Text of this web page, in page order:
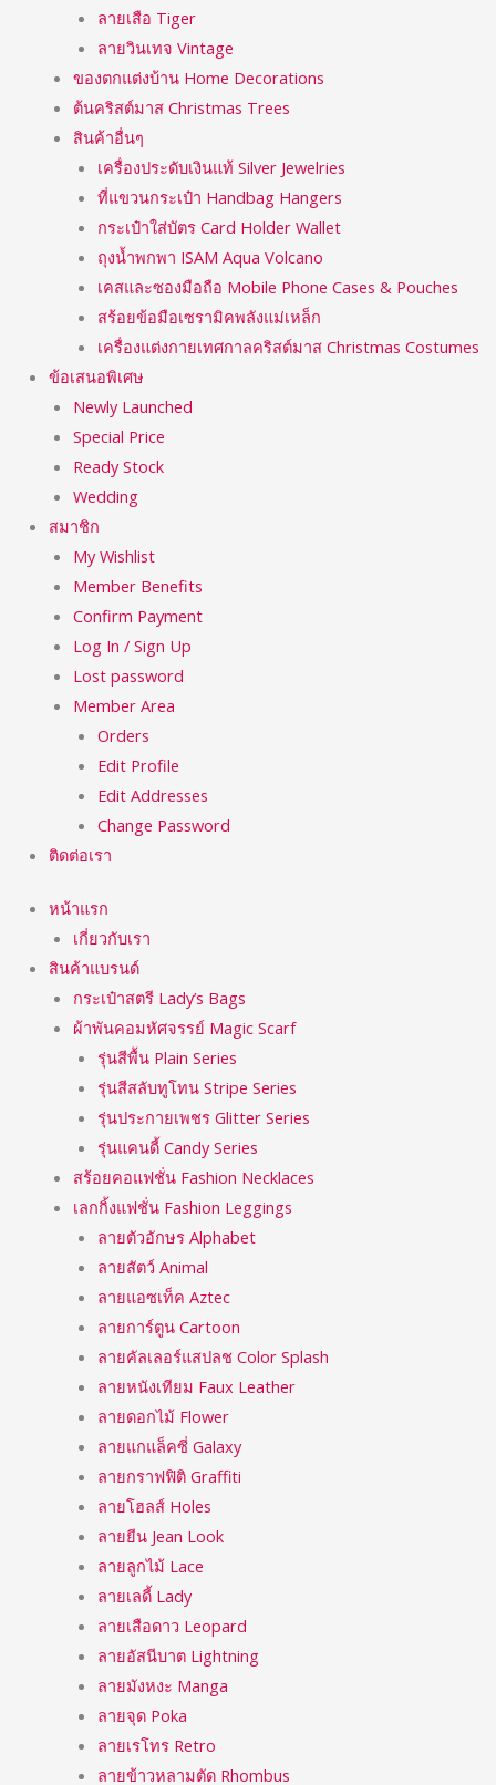
ลายเสือ Tiger
ลายวินเทจ Vintage
ของตกแต่งบ้าน Home Decorations
ต้นคริสต์มาส Christmas Trees
สินค้าอื่นๆ
เครื่องประดับเงินแท้ Silver Jewelries
ที่แขวนกระเป๋า Handbag Hangers
กระเป๋าใส่บัตร Card Holder Wallet
ถุงน้ำพกพา ISAM Aqua Volcano
เคสและซองมือถือ Mobile Phone Cases & Pouches
สร้อยข้อมือเซรามิคพลังแม่เหล็ก
เครื่องแต่งกายเทศกาลคริสต์มาส Christmas Costumes
ข้อเสนอพิเศษ
Newly Launched
Special Price
Ready Stock
Wedding
สมาชิก
My Wishlist
Member Benefits
Confirm Payment
Log In / Sign Up
Lost password
Member Area
Orders
Edit Profile
Edit Addresses
Change Password
ติดต่อเรา
หน้าแรก
เกี่ยวกับเรา
สินค้าแบรนด์
กระเป๋าสตรี Lady’s Bags
ผ้าพันคอมหัศจรรย์ Magic Scarf
รุ่นสีพื้น Plain Series
รุ่นสีสลับทูโทน Stripe Series
รุ่นประกายเพชร Glitter Series
รุ่นแคนดี้ Candy Series
สร้อยคอแฟชั่น Fashion Necklaces
เลกกิ้งแฟชั่น Fashion Leggings
ลายตัวอักษร Alphabet
ลายสัตว์ Animal
ลายแอซเท็ค Aztec
ลายการ์ตูน Cartoon
ลายคัลเลอร์แสปลช Color Splash
ลายหนังเทียม Faux Leather
ลายดอกไม้ Flower
ลายแกแล็คซี่ Galaxy
ลายกราฟฟิติ Graffiti
ลายโฮลส์ Holes
ลายยีน Jean Look
ลายลูกไม้ Lace
ลายเลดี้ Lady
ลายเสือดาว Leopard
ลายอัสนีบาต Lightning
ลายมังหงะ Manga
ลายจุด Poka
ลายเรโทร Retro
ลายข้าวหลามตัด Rhombus